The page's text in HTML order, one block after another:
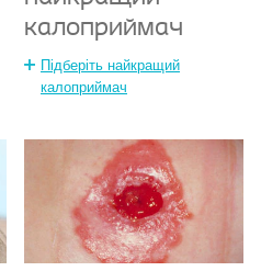
калоприймач
Підберіть найкращий
калоприймач